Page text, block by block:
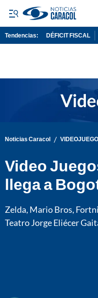
Tendencias: DÉFICIT FISCAL
Noticias Caracol /
Video
llega a
Zelda, Mario Bros,
Teatro Jorge Eliécer